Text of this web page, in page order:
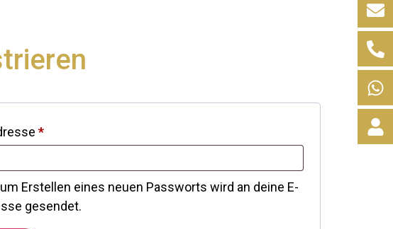
*
Erstellen eines neuen Passworts wird an deine E-
gesendet.